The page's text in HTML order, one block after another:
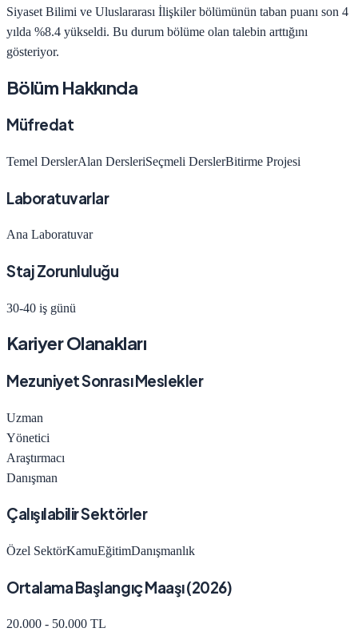
Siyaset Bilimi ve Uluslararası İlişkilerbölümünün taban puanı son 4
yılda %8.4 yükseldi. Bu durum bölüme olan talebin arttığını
gösteriyor.
Bölüm Hakkında
Müfredat
Temel DerslerAlan DersleriSeçmeli DerslerBitirme Projesi
Laboratuvarlar
Ana Laboratuvar
Staj Zorunluluğu
30-40 iş günü
Kariyer Olanakları
Mezuniyet Sonrası Meslekler
Uzman
Yönetici
Araştırmacı
Danışman
Çalışılabilir Sektörler
Özel SektörKamuEğitimDanışmanlık
Ortalama Başlangıç Maaşı (2026)
20.000 - 50.000 TL